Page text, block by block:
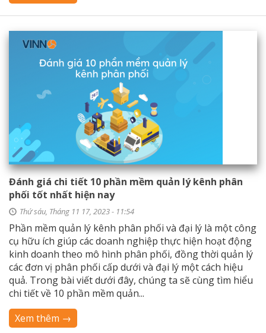
Đánh giá chi tiết 10 phần mềm quản lý kênh phân
phối tốt nhất hiện nay
Thứ sáu, Tháng 11 17, 2023 - 11:54
Phần mềm quản lý kênh phân phối và đại lý là một công
cụ hữu ích giúp các doanh nghiệp thực hiện hoạt động
kinh doanh theo mô hình phân phối, đồng thời quản lý
các đơn vị phân phối cấp dưới và đại lý một cách hiệu
quả. Trong bài viết dưới đây, chúng ta sẽ cùng tìm hiểu
chi tiết về 10 phần mềm quản...
Xem thêm →